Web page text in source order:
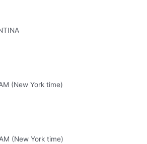
(New York time)
(New York time)